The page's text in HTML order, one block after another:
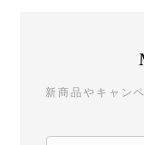
新商品やキャン